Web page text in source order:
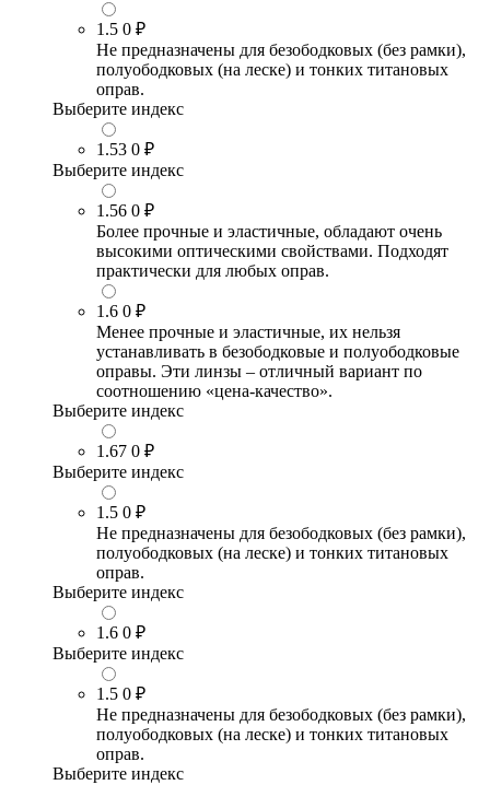
1.5 0 ₽
Не предназначены для безободковых (без рамки),
полуободковых (на леске) и тонких титановых
оправ.
Выберите индекс
1.53 0 ₽
Выберите индекс
1.56 0 ₽
Более прочные и эластичные, обладают очень
высокими оптическими свойствами. Подходят
практически для любых оправ.
1.6 0 ₽
Менее прочные и эластичные, их нельзя
устанавливать в безободковые и полуободковые
оправы. Эти линзы – отличный вариант по
соотношению «цена-качество».
Выберите индекс
1.67 0 ₽
Выберите индекс
1.5 0 ₽
Не предназначены для безободковых (без рамки),
полуободковых (на леске) и тонких титановых
оправ.
Выберите индекс
1.6 0 ₽
Выберите индекс
1.5 0 ₽
Не предназначены для безободковых (без рамки),
полуободковых (на леске) и тонких титановых
оправ.
Выберите индекс